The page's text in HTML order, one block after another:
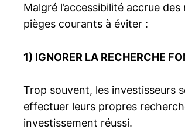
Malgré l’accessibilité accrue
pièges courants à éviter :
1) IGNORER LA RECHERCHE
Trop souvent, les investisseurs
effectuer leurs propres
investissement réussi.